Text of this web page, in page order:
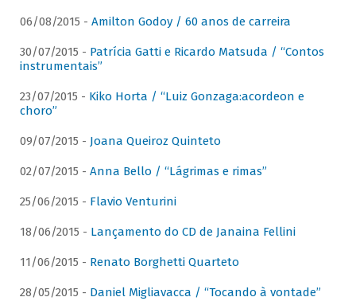
06/08/2015 - Amilton Godoy / 60 anos de carreira
30/07/2015 - Patrícia Gatti e Ricardo Matsuda / “Contos
instrumentais”
23/07/2015 - Kiko Horta / “Luiz Gonzaga:acordeon e
choro”
09/07/2015 - Joana Queiroz Quinteto
02/07/2015 - Anna Bello / “Lágrimas e rimas”
25/06/2015 - Flavio Venturini
18/06/2015 - Lançamento do CD de Janaina Fellini
11/06/2015 - Renato Borghetti Quarteto
28/05/2015 - Daniel Migliavacca / “Tocando à vontade”